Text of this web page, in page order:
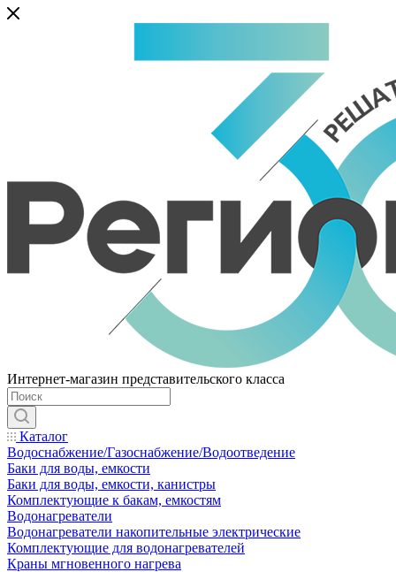
Интернет-магазин представительского класса
Каталог
Водоснабжение/Газоснабжение/Водоотведение
Баки для воды, емкости
Баки для воды, емкости, канистры
Комплектующие к бакам, емкостям
Водонагреватели
Водонагреватели накопительные электрические
Комплектующие для водонагревателей
Краны мгновенного нагрева